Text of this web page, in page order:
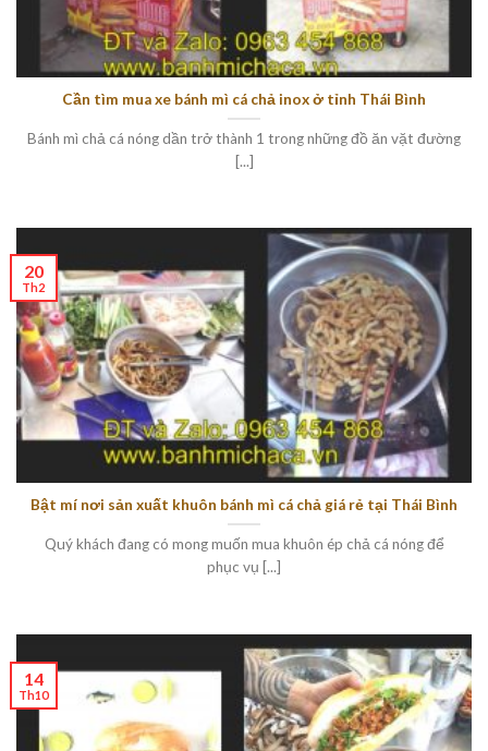
Cần tìm mua xe bánh mì cá chả inox ở tỉnh Thái Bình
Bánh mì chả cá nóng dần trở thành 1 trong những đồ ăn vặt đường
[...]
Bật mí nơi sản xuất khuôn bánh mì cá chả giá rẻ tại Thái Bình
Quý khách đang có mong muốn mua khuôn ép chả cá nóng để
phục vụ [...]
20
Th2
14
Th10